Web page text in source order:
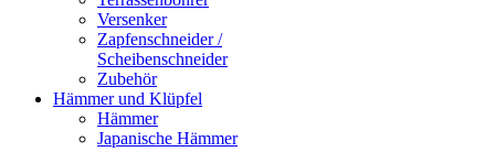
Versenker
Zapfenschneider /
Scheibenschneider
Zubehör
Hämmer und Klüpfel
Hämmer
Japanische Hämmer